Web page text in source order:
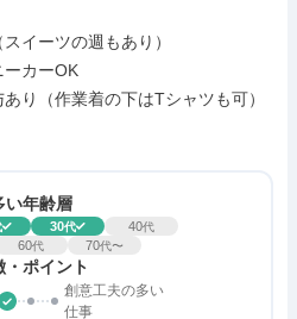
イーツの週もあり）
ーカーOK
り（作業着の下はTシャツも可）
い年齢層
30代 40代
60代 70代〜
・ポイント
創意工夫の多い
仕事